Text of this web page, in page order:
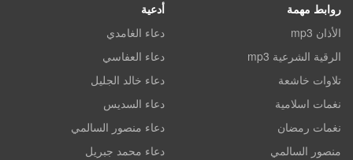
روابط مهمة
الأذان mp3
الرقية الشرعية mp3
تلاوات خاشعة
نغمات اسلامية
نغمات رمضان
منصور السالمي
أدعية
دعاء الغامدي
دعاء العفاسي
دعاء خالد الجليل
دعاء السديس
دعاء منصور السالمي
دعاء محمد جبريل